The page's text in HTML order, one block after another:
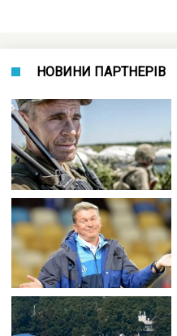
НОВИНИ ПАРТНЕРІВ